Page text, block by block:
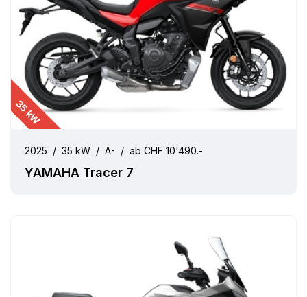
35 kW
2025 / 35 kW / A- / ab CHF 10'490.-
YAMAHA Tracer 7